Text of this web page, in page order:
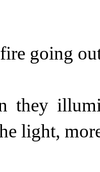
going
they
light,